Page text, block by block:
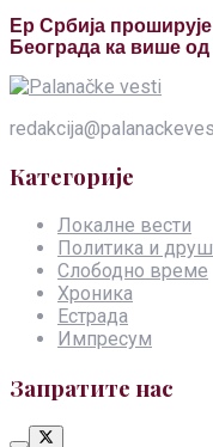
Ер Србија
Београда ка више од
Категорије
Локалне вести
Политика и
Слободно време
Хроника
Естрада
Импресум
Запратите нас